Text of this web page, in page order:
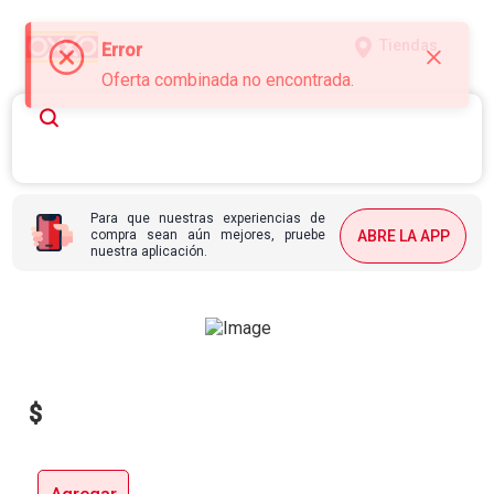
Error
Oferta combinada no encontrada.
Tiendas
Para que nuestras experiencias de
compra sean aún mejores, pruebe
nuestra aplicación.
ABRE LA APP
$